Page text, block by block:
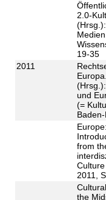
2.0-
19-35
2011
und
(=
from
2011,
the